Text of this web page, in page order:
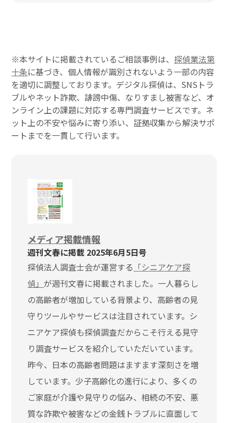
※本サイトに掲載されているご相談事例は、探偵業法第
十条に基づき、個人情報が識別されないよう一部の内容
を適切に調整しております。デジタル探偵は、SNSトラ
ブルやネット詐欺、誹謗中傷、なりすまし被害など、オ
ンライン上の課題に対応する専門調査サービスです。ネ
ット上の不安や悩みに寄り添い、証拠収集から解決サポ
ートまでを一貫して行います。
メディア掲載情報
週刊文春に掲載 2025年6月5日号
探偵法人調査士会が運営する 「シニアケア探
偵」が週刊文春に掲載されました。一人暮らし
の高齢者が増加している背景より、高齢者の見
守りツールやサービスは注目されています。シ
ニアケア探偵も探偵調査だからこそ行える見守
り調査サービスを紹介していただいています。
昨今、日本の高齢者問題はますます深刻さを増
しています。少子高齢化の進行により、多くの
ご家庭が介護や見守りの悩み、相続の不安、悪
質な詐欺や被害などの金銭トラブルに直面して